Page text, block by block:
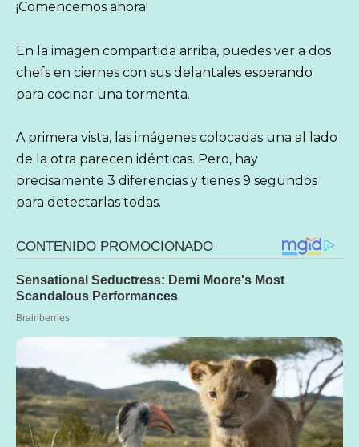
¡Comencemos ahora!
En la imagen compartida arriba, puedes ver a dos
chefs en ciernes con sus delantales esperando
para cocinar una tormenta.
A primera vista, las imágenes colocadas una al lado
de la otra parecen idénticas. Pero, hay
precisamente 3 diferencias y tienes 9 segundos
para detectarlas todas.